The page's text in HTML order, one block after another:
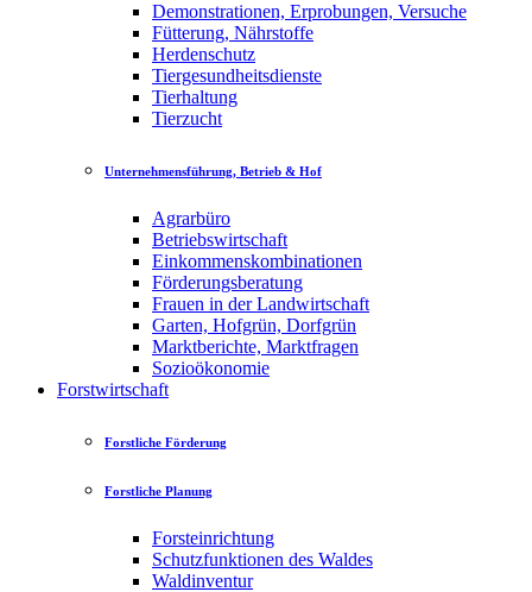
Demonstrationen, Erprobungen, Versuche
Fütterung, Nährstoffe
Herdenschutz
Tiergesundheitsdienste
Tierhaltung
Tierzucht
Unternehmensführung, Betrieb & Hof
Agrarbüro
Betriebswirtschaft
Einkommenskombinationen
Förderungsberatung
Frauen in der Landwirtschaft
Garten, Hofgrün, Dorfgrün
Marktberichte, Marktfragen
Sozioökonomie
Forstwirtschaft
Forstliche Förderung
Forstliche Planung
Forsteinrichtung
Schutzfunktionen des Waldes
Waldinventur